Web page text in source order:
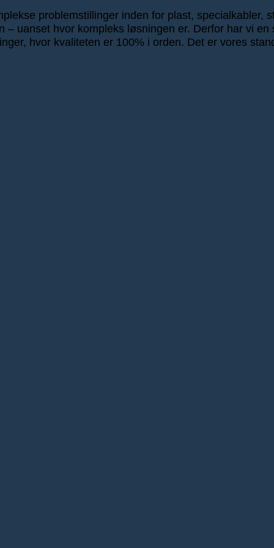
problemstillinger inden for plast, specialkabler,
uanset hvor kompleks løsningen er. Derfor har vi
hvor kvaliteten er 100% i orden. Det er vores